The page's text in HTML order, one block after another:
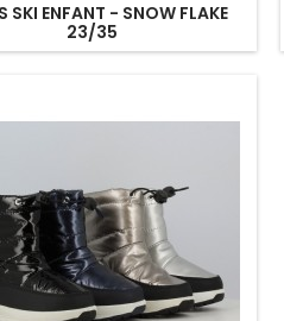
SKI ENFANT - SNOW FLAKE
23/35